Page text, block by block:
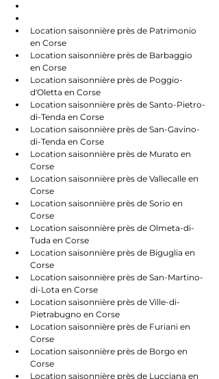
Location saisonnière près de Patrimonio
en Corse
Location saisonnière près de Barbaggio
en Corse
Location saisonnière près de Poggio-
d'Oletta en Corse
Location saisonnière près de Santo-Pietro-
di-Tenda en Corse
Location saisonnière près de San-Gavino-
di-Tenda en Corse
Location saisonnière près de Murato en
Corse
Location saisonnière près de Vallecalle en
Corse
Location saisonnière près de Sorio en
Corse
Location saisonnière près de Olmeta-di-
Tuda en Corse
Location saisonnière près de Biguglia en
Corse
Location saisonnière près de San-Martino-
di-Lota en Corse
Location saisonnière près de Ville-di-
Pietrabugno en Corse
Location saisonnière près de Furiani en
Corse
Location saisonnière près de Borgo en
Corse
Location saisonnière près de Lucciana en